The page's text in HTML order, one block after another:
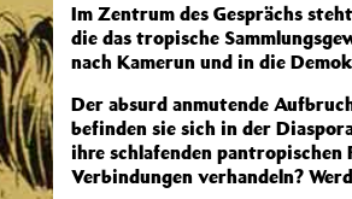
Im Zentrum des Gesprächs
die das tropische
nach Kamerun und in die
Der absurd anmutende
befinden sie sich in der
ihre schlafenden
Verbindungen verhandeln?